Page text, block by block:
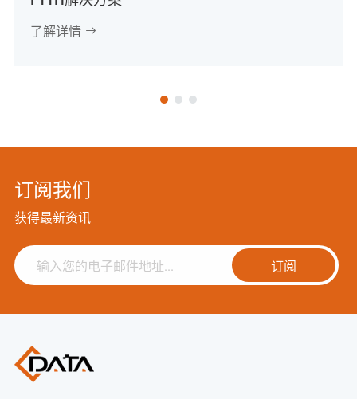
了解详情 
订阅我们
获得最新资讯
订阅